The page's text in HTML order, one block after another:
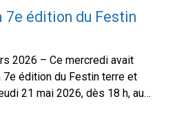
7e édition du Festin
2026 – Ce mercredi avait
7e édition du Festin terre et
21 mai 2026, dès 18 h, au